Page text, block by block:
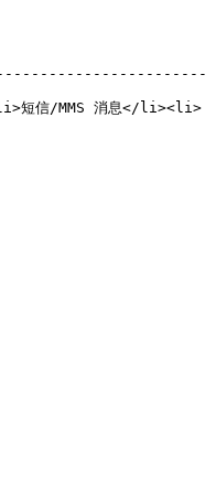
短信/MMS 消息</li><li>